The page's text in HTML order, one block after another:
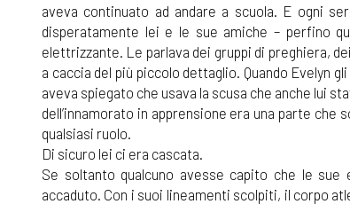
aveva continuato ad andare a scuola. E ogni
disperatamente lei e le sue amiche – perfino
elettrizzante. Le parlava dei gruppi di preghiera,
a caccia del più piccolo dettaglio. Quando Evelyn
aveva spiegato che usava la scusa che anche lui
dell’innamorato in apprensione era una parte
qualsiasi ruolo.
Di sicuro lei ci era cascata.
Se soltanto qualcuno avesse capito che le
accaduto. Con i suoi lineamenti scolpiti, il corpo